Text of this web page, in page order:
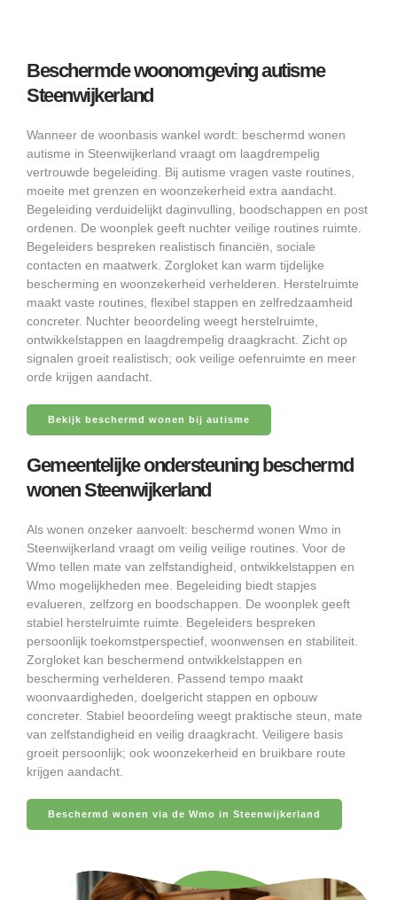
Beschermde woonomgeving autisme
Steenwijkerland
Wanneer de woonbasis wankel wordt: beschermd wonen
autisme in Steenwijkerland vraagt om laagdrempelig
vertrouwde begeleiding. Bij autisme vragen vaste routines,
moeite met grenzen en woonzekerheid extra aandacht.
Begeleiding verduidelijkt daginvulling, boodschappen en post
ordenen. De woonplek geeft nuchter veilige routines ruimte.
Begeleiders bespreken realistisch financiën, sociale
contacten en maatwerk. Zorgloket kan warm tijdelijke
bescherming en woonzekerheid verhelderen. Herstelruimte
maakt vaste routines, flexibel stappen en zelfredzaamheid
concreter. Nuchter beoordeling weegt herstelruimte,
ontwikkelstappen en laagdrempelig draagkracht. Zicht op
signalen groeit realistisch; ook veilige oefenruimte en meer
orde krijgen aandacht.
Bekijk beschermd wonen bij autisme
Gemeentelijke ondersteuning beschermd
wonen Steenwijkerland
Als wonen onzeker aanvoelt: beschermd wonen Wmo in
Steenwijkerland vraagt om veilig veilige routines. Voor de
Wmo tellen mate van zelfstandigheid, ontwikkelstappen en
Wmo mogelijkheden mee. Begeleiding biedt stapjes
evalueren, zelfzorg en boodschappen. De woonplek geeft
stabiel herstelruimte ruimte. Begeleiders bespreken
persoonlijk toekomstperspectief, woonwensen en stabiliteit.
Zorgloket kan beschermend ontwikkelstappen en
bescherming verhelderen. Passend tempo maakt
woonvaardigheden, doelgericht stappen en opbouw
concreter. Stabiel beoordeling weegt praktische steun, mate
van zelfstandigheid en veilig draagkracht. Veiligere basis
groeit persoonlijk; ook woonzekerheid en bruikbare route
krijgen aandacht.
Beschermd wonen via de Wmo in Steenwijkerland